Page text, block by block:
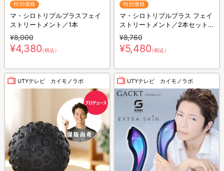
特別価格
マ・シロトリプルプラスフェイ
ストリートメント／1本
¥8,000
¥4,380（税込）
特別価格
マ・シロトリプルプラス フェイ
ストリートメント／2本セット
(ミニマ・シロトリプルプラス
20g付き)
¥8,760
¥5,480（税込）
UTYテレビ カイモノラボ UTYテレビ カイモノラボ